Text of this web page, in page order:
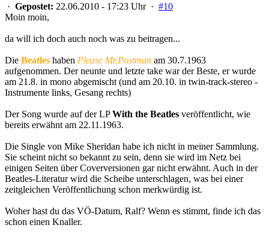
· Gepostet: 22.06.2010 - 17:23 Uhr · #10
Moin moin,
da will ich doch auch noch was zu beitragen...
Die Beatles haben Please Mr.Postman am 30.7.1963
aufgenommen. Der neunte und letzte take war der Beste, er wurde
am 21.8. in mono abgemischt (und am 20.10. in twin-track-stereo -
Instrumente links, Gesang rechts)
Der Song wurde auf der LPWith the Beatles veröffentlicht, wie
bereits erwähnt am 22.11.1963.
Die Single von Mike Sheridan habe ich nicht in meiner Sammlung.
Sie scheint nicht so bekannt zu sein, denn sie wird im Netz bei
einigen Seiten über Coverversionen gar nicht erwähnt. Auch in der
Beatles-Literatur wird die Scheibe unterschlagen, was bei einer
zeitgleichen Veröffentlichung schon merkwürdig ist.
Woher hast du das VÖ-Datum, Ralf? Wenn es stimmt, finde ich das
schon einen Knaller.